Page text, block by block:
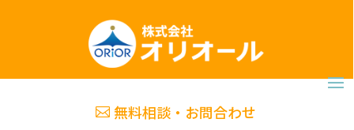
無料相談・お問合わせ